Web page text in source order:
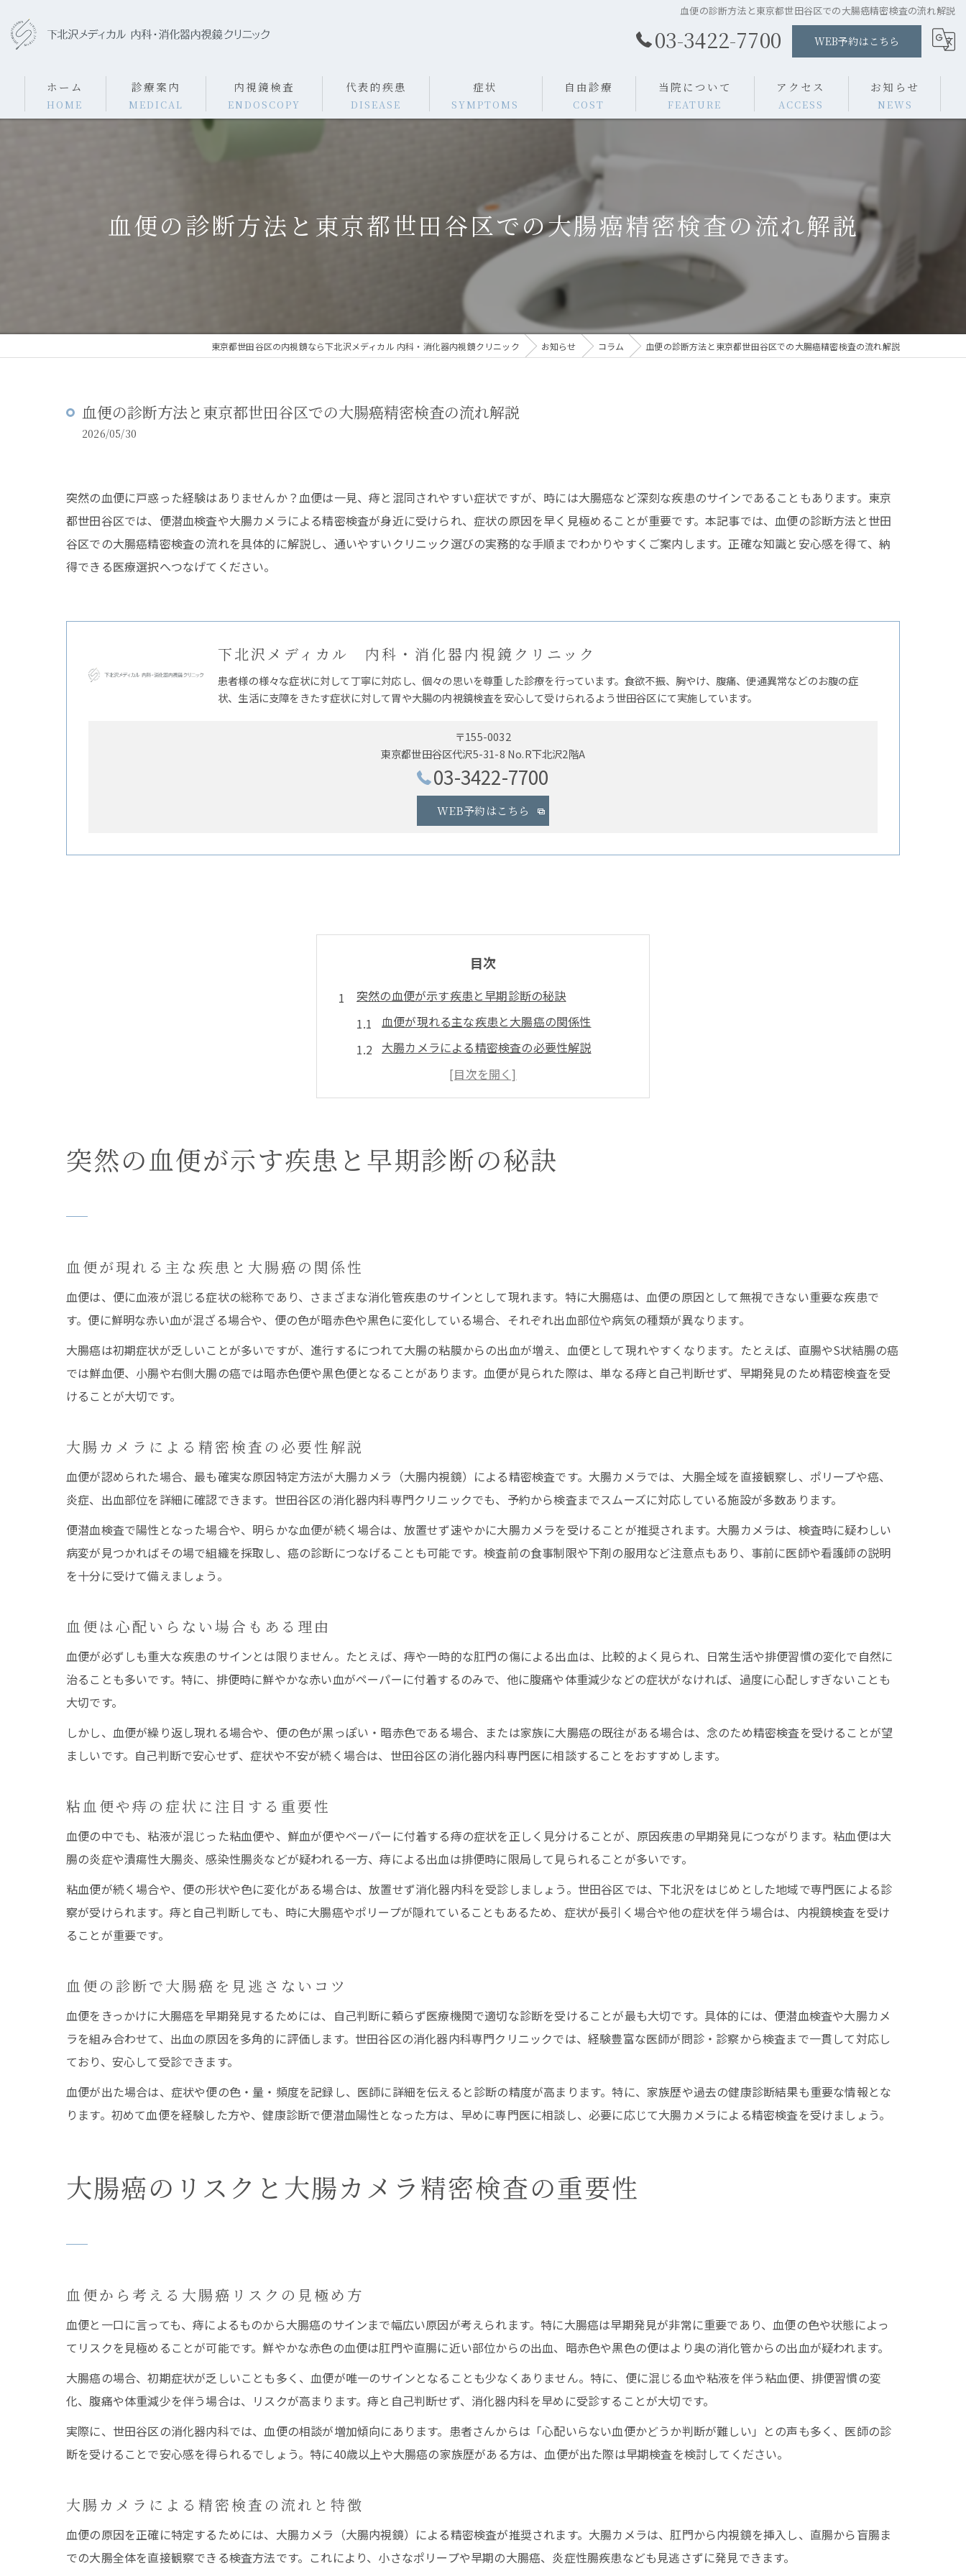
血便の診断方法と東京都世田谷区での大腸癌精密検査の流れ解説
03-3422-7700 WEB予約はこちら
ホーム
HOME
診療案内
MEDICAL
ピロリ菌について
内視鏡検査
ENDOSCOPY
大腸カメラ検査
代表的疾患
DISEASE
症状
SYMPTOMS
食欲不振
血便・下血
自由診療
COST
当院について
FEATURE
ポリープ切除
消化器内科
アクセス
ACCESS
お知らせ
NEWS
血便の診断方法と東京都世田谷区での大腸癌精密検査の流れ解説
東京都世田谷区の内視鏡なら下北沢メディカル 内科・消化器内視鏡クリニック お知らせ コラム 血便の診断方法と東京都世田谷区での大腸癌精密検査の流れ解説
血便の診断方法と東京都世田谷区での大腸癌精密検査の流れ解説
2026/05/30
突然の血便に戸惑った経験はありませんか？血便は一見、痔と混同されやすい症状ですが、時には大腸癌など深刻な疾患のサインであることもあります。東京
都世田谷区では、便潜血検査や大腸カメラによる精密検査が身近に受けられ、症状の原因を早く見極めることが重要です。本記事では、血便の診断方法と世田
谷区での大腸癌精密検査の流れを具体的に解説し、通いやすいクリニック選びの実務的な手順までわかりやすくご案内します。正確な知識と安心感を得て、納
得できる医療選択へつなげてください。
下北沢メディカル 内科・消化器内視鏡クリニック
患者様の様々な症状に対して丁寧に対応し、個々の思いを尊重した診療を行っています。食欲不振、胸やけ、腹痛、便通異常などのお腹の症
状、生活に支障をきたす症状に対して胃や大腸の内視鏡検査を安心して受けられるよう世田谷区にて実施しています。
〒155-0032
東京都世田谷区代沢5-31-8 No.R下北沢2階A
03-3422-7700
WEB予約はこちら
目次
突然の血便が示す疾患と早期診断の秘訣
血便が現れる主な疾患と大腸癌の関係性
大腸カメラによる精密検査の必要性解説
血便は心配いらない場合もある理由
粘血便や痔の症状に注目する重要性
大腸癌のリスクと大腸カメラ精密検査の重要性
血便から考える大腸癌リスクの見極め方
世田谷区で血便に悩んだ時の実践的な受診の流れ
血便の症状で受診する際のクリニック選び
消化器内科で血便診断を受ける実践手順
便潜血検査と大腸カメラの予約方法ガイド
血便と痔の症状を大腸カメラで正確診断
痔と大腸癌を見分けるための精密検査法
血便か痔か迷う時の受診先選びの基準
大腸癌や血便の診断に強い診療科の選び方
血便症状に応じた受診科目の判断基準解説
便潜血検査や健診の費用感を詳しく解説
健康診断と精密検査の費用の違いに注意
突然の血便が示す疾患と早期診断の秘訣
血便が現れる主な疾患と大腸癌の関係性
血便は、便に血液が混じる症状の総称であり、さまざまな消化管疾患のサインとして現れます。特に大腸癌は、血便の原因として無視できない重要な疾患で
す。便に鮮明な赤い血が混ざる場合や、便の色が暗赤色や黒色に変化している場合、それぞれ出血部位や病気の種類が異なります。
大腸癌は初期症状が乏しいことが多いですが、進行するにつれて大腸の粘膜からの出血が増え、血便として現れやすくなります。たとえば、直腸やS状結腸の癌
では鮮血便、小腸や右側大腸の癌では暗赤色便や黒色便となることがあります。血便が見られた際は、単なる痔と自己判断せず、早期発見のため精密検査を受
けることが大切です。
大腸カメラによる精密検査の必要性解説
血便が認められた場合、最も確実な原因特定方法が大腸カメラ（大腸内視鏡）による精密検査です。大腸カメラでは、大腸全域を直接観察し、ポリープや癌、
炎症、出血部位を詳細に確認できます。世田谷区の消化器内科専門クリニックでも、予約から検査までスムーズに対応している施設が多数あります。
便潜血検査で陽性となった場合や、明らかな血便が続く場合は、放置せず速やかに大腸カメラを受けることが推奨されます。大腸カメラは、検査時に疑わしい
病変が見つかればその場で組織を採取し、癌の診断につなげることも可能です。検査前の食事制限や下剤の服用など注意点もあり、事前に医師や看護師の説明
を十分に受けて備えましょう。
血便は心配いらない場合もある理由
血便が必ずしも重大な疾患のサインとは限りません。たとえば、痔や一時的な肛門の傷による出血は、比較的よく見られ、日常生活や排便習慣の変化で自然に
治ることも多いです。特に、排便時に鮮やかな赤い血がペーパーに付着するのみで、他に腹痛や体重減少などの症状がなければ、過度に心配しすぎないことも
大切です。
しかし、血便が繰り返し現れる場合や、便の色が黒っぽい・暗赤色である場合、または家族に大腸癌の既往がある場合は、念のため精密検査を受けることが望
ましいです。自己判断で安心せず、症状や不安が続く場合は、世田谷区の消化器内科専門医に相談することをおすすめします。
粘血便や痔の症状に注目する重要性
血便の中でも、粘液が混じった粘血便や、鮮血が便やペーパーに付着する痔の症状を正しく見分けることが、原因疾患の早期発見につながります。粘血便は大
腸の炎症や潰瘍性大腸炎、感染性腸炎などが疑われる一方、痔による出血は排便時に限局して見られることが多いです。
粘血便が続く場合や、便の形状や色に変化がある場合は、放置せず消化器内科を受診しましょう。世田谷区では、下北沢をはじめとした地域で専門医による診
察が受けられます。痔と自己判断しても、時に大腸癌やポリープが隠れていることもあるため、症状が長引く場合や他の症状を伴う場合は、内視鏡検査を受け
ることが重要です。
血便の診断で大腸癌を見逃さないコツ
血便をきっかけに大腸癌を早期発見するためには、自己判断に頼らず医療機関で適切な診断を受けることが最も大切です。具体的には、便潜血検査や大腸カメ
ラを組み合わせて、出血の原因を多角的に評価します。世田谷区の消化器内科専門クリニックでは、経験豊富な医師が問診・診察から検査まで一貫して対応し
ており、安心して受診できます。
血便が出た場合は、症状や便の色・量・頻度を記録し、医師に詳細を伝えると診断の精度が高まります。特に、家族歴や過去の健康診断結果も重要な情報とな
ります。初めて血便を経験した方や、健康診断で便潜血陽性となった方は、早めに専門医に相談し、必要に応じて大腸カメラによる精密検査を受けましょう。
大腸癌のリスクと大腸カメラ精密検査の重要性
血便から考える大腸癌リスクの見極め方
血便と一口に言っても、痔によるものから大腸癌のサインまで幅広い原因が考えられます。特に大腸癌は早期発見が非常に重要であり、血便の色や状態によっ
てリスクを見極めることが可能です。鮮やかな赤色の血便は肛門や直腸に近い部位からの出血、暗赤色や黒色の便はより奥の消化管からの出血が疑われます。
大腸癌の場合、初期症状が乏しいことも多く、血便が唯一のサインとなることも少なくありません。特に、便に混じる血や粘液を伴う粘血便、排便習慣の変
化、腹痛や体重減少を伴う場合は、リスクが高まります。痔と自己判断せず、消化器内科を早めに受診することが大切です。
実際に、世田谷区の消化器内科では、血便の相談が増加傾向にあります。患者さんからは「心配いらない血便かどうか判断が難しい」との声も多く、医師の診
断を受けることで安心感を得られるでしょう。特に40歳以上や大腸癌の家族歴がある方は、血便が出た際は早期検査を検討してください。
大腸カメラによる精密検査の流れと特徴
血便の原因を正確に特定するためには、大腸カメラ（大腸内視鏡）による精密検査が推奨されます。大腸カメラは、肛門から内視鏡を挿入し、直腸から盲腸ま
での大腸全体を直接観察できる検査方法です。これにより、小さなポリープや早期の大腸癌、炎症性腸疾患なども見逃さずに発見できます。